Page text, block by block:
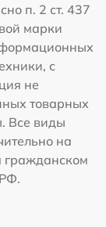
п. 2 ст. 437
марки
с
не
товарных
Все виды
на
гражданском